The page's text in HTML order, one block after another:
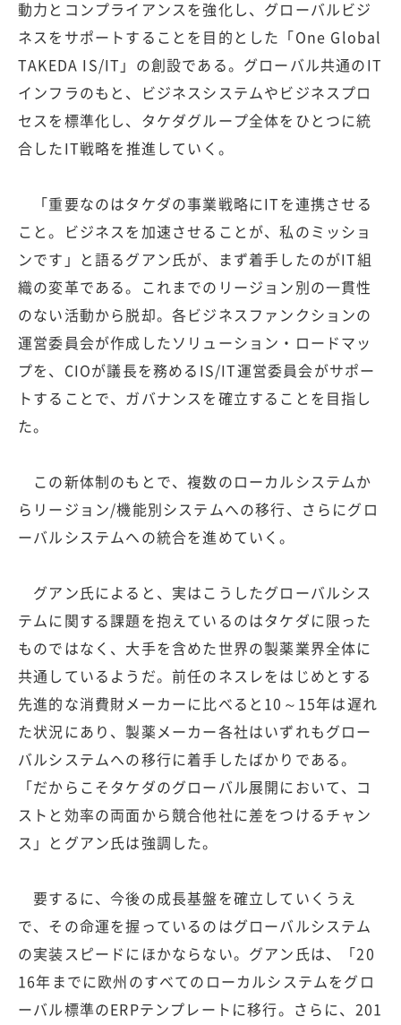
動力とコンプライアンスを強化し、グローバルビジ
ネスをサポートすることを目的とした「One Global
TAKEDA IS/IT」の創設である。グローバル共通のIT
インフラのもと、ビジネスシステムやビジネスプロ
セスを標準化し、タケダグループ全体をひとつに統
合したIT戦略を推進していく。
「重要なのはタケダの事業戦略にITを連携させる
こと。ビジネスを加速させることが、私のミッショ
ンです」と語るグアン氏が、まず着手したのがIT組
織の変革である。これまでのリージョン別の一貫性
のない活動から脱却。各ビジネスファンクションの
運営委員会が作成したソリューション・ロードマッ
プを、CIOが議長を務めるIS/IT運営委員会がサポー
トすることで、ガバナンスを確立することを目指し
た。
この新体制のもとで、複数のローカルシステムか
らリージョン/機能別システムへの移行、さらにグロ
ーバルシステムへの統合を進めていく。
グアン氏によると、実はこうしたグローバルシス
テムに関する課題を抱えているのはタケダに限った
ものではなく、大手を含めた世界の製薬業界全体に
共通しているようだ。前任のネスレをはじめとする
先進的な消費財メーカーに比べると10～15年は遅れ
た状況にあり、製薬メーカー各社はいずれもグロー
バルシステムへの移行に着手したばかりである。
「だからこそタケダのグローバル展開において、コ
ストと効率の両面から競合他社に差をつけるチャン
ス」とグアン氏は強調した。
要するに、今後の成長基盤を確立していくうえ
で、その命運を握っているのはグローバルシステム
の実装スピードにほかならない。グアン氏は、「20
16年までに欧州のすべてのローカルシステムをグロ
ーバル標準のERPテンプレートに移行。さらに、201